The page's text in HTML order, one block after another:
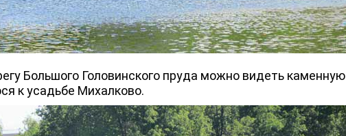
Большого Головинского пруда можно видеть каменную
к усадьбе Михалково.